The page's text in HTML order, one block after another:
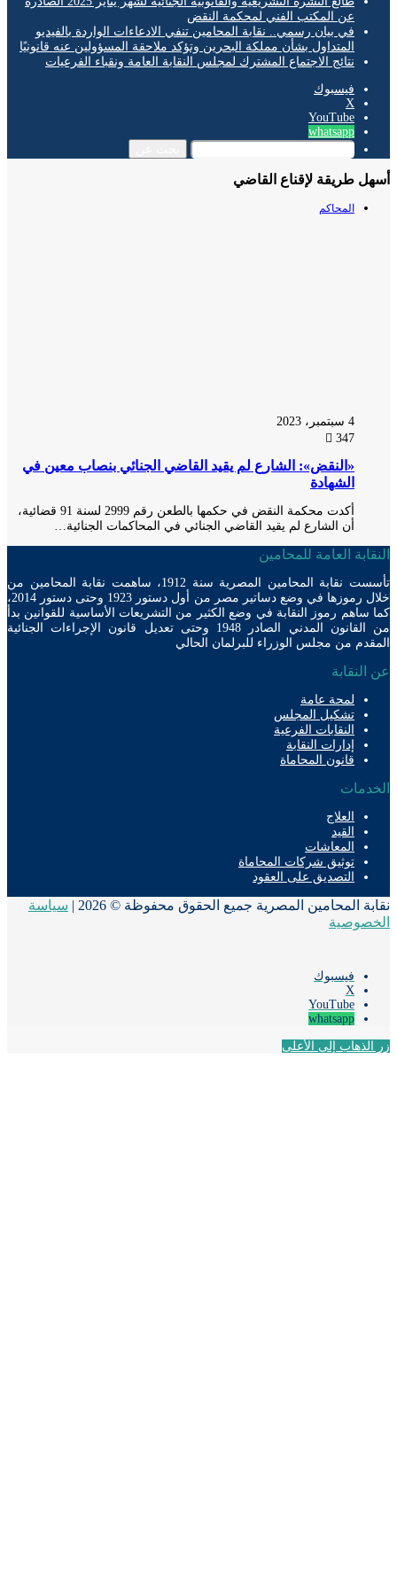
عن المكتب الفني لمحكمة النقض
في بيان رسمي.. نقابة المحامين تنفي الادعاءات الواردة بالفيديو
المتداول بشأن مملكة البحرين وتؤكد ملاحقة المسؤولين عنه قانونيًا
نتائج الاجتماع المشترك لمجلس النقابة العامة ونقباء الفرعيات
فيسبوك
‫YouTube
whatsapp
طريقة لإقناع القاضي
المحاكم
«النقض»: الشارع لم يقيد القاضي الجنائي بنصاب معين في
الشهادة
أكدت محكمة النقض في حكمها بالطعن رقم 2999 لسنة 91 قضائية،
أن الشارع لم يقيد القاضي الجنائي في المحاكمات الجنائية…
العامة للمحامين
تأسست نقابة المحامين المصرية سنة 1912، ساهمت نقابة المحامين من
خلال رموزها في وضع دساتير مصر من أول دستور 1923 وحتى دستور 2014،
رموز النقابة في وضع الكثير من التشريعات الأساسية للقوانين بدأ
من القانون المدني الصادر 1948 وحتى تعديل قانون الإجراءات الجنائية
من مجلس الوزراء للبرلمان الحالي
لمحة عامة
تشكيل المجلس
النقابات الفرعية
إدارات النقابة
قانون المحاماة
العلاج
القيد
المعاشات
توثيق شركات المحاماة
التصديق على العقود
المحامين المصرية جميع الحقوق محفوظة © 2026 |
سياسة
فيسبوك
‫YouTube
whatsapp
إلى الأعلى